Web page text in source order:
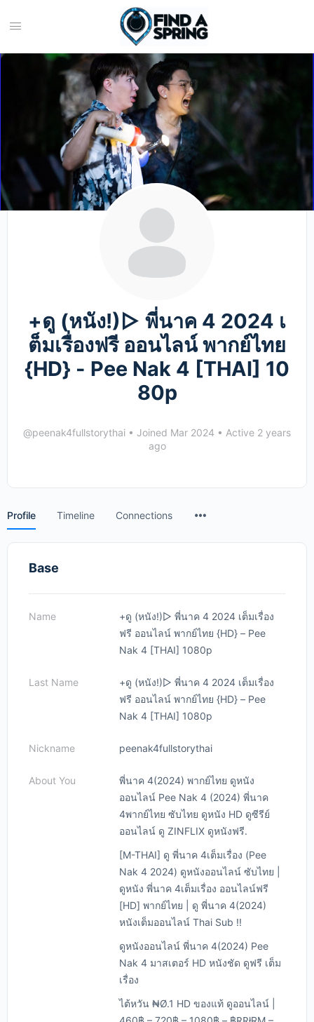
+ดู (หนัง!)▷ พี่นาค 4 2024 เ
ต็มเรื่องฟรี ออนไลน์ พากย์ไทย
{HD} - Pee Nak 4 [THAI] 10
80p
@peenak4fullstorythai • Joined Mar 2024 • Active 2 years
ago
Profile Timeline Connections
Base
Name
+ดู (หนัง!)▷ พี่นาค 4 2024 เต็มเรื่อง
ฟรี ออนไลน์ พากย์ไทย {HD} – Pee
Nak 4 [THAI] 1080p
Last Name
+ดู (หนัง!)▷ พี่นาค 4 2024 เต็มเรื่อง
ฟรี ออนไลน์ พากย์ไทย {HD} – Pee
Nak 4 [THAI] 1080p
Nickname peenak4fullstorythai
About You
พี่นาค 4(2024) พากย์ไทย ดูหนัง
ออนไลน์ Pee Nak 4 (2024) พี่นาค
4พากย์ไทย ซับไทย ดูหนัง HD ดูซีรีย์
ออนไลน์ ดู ZINFLIX ดูหนังฟรี.
[M-THAI] ดู พี่นาค 4เต็มเรื่อง (Pee
Nak 4 2024) ดูหนังออนไลน์ ซับไทย |
ดูหนัง พี่นาค 4เต็มเรื่อง ออนไลน์ฟรี
[HD] พากย์ไทย | ดู พี่นาค 4(2024)
หนังเต็มออนไลน์ Thai Sub !!
ดูหนังออนไลน์ พี่นาค 4(2024) Pee
Nak 4 มาสเตอร์ HD หนังชัด ดูฟรี เต็ม
เรื่อง
ไต้หวัน ₦Ø.1 HD ของแท้ ดูออนไลน์ |